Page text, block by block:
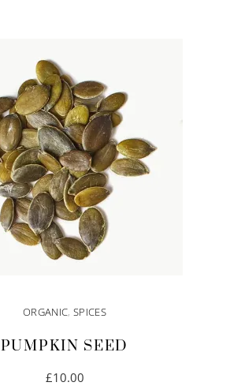
ORGANIC, SPICES
PUMPKIN SEED
£10.00